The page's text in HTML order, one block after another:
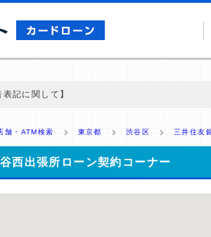
記に関して】
公平性を担保した情報提供を行っています。
舗・ATM検索 東京都 渋谷区 三井住友
西出張所ローン契約コーナー